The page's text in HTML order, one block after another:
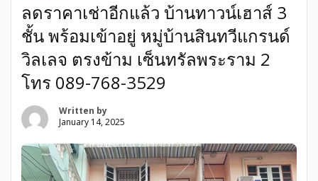
ลดราคาเช่าอีกแล้ว บ้านทาวน์เฮาส์ 3
ชั้น พร้อมเข้าอยู่ หมู่บ้านสินทวีแกรนด์
วิลเลจ ตรงข้าม เซ็นทรัลพระราม 2
โทร 089-768-3529
Written by
January 14, 2025